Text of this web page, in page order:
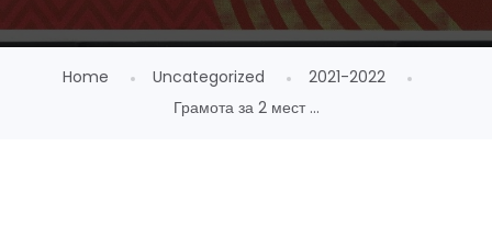
Home Uncategorized
2021-2022
Грамота за 2 мест ...